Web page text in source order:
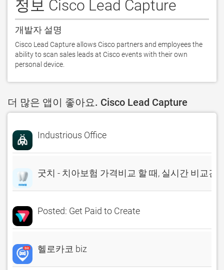
정보 Cisco Lead Capture
개발자 설명
Cisco Lead Capture allows Cisco partners and employees the
ability to scan sales leads at Cisco events with their own
personal device.
더 많은 앱이 좋아요. Cisco Lead Capture
Industrious Office
굿치 - 치아보험 가격비교 할 때, 실시간 비교견
Posted: Get Paid to Create
헬로카코 biz